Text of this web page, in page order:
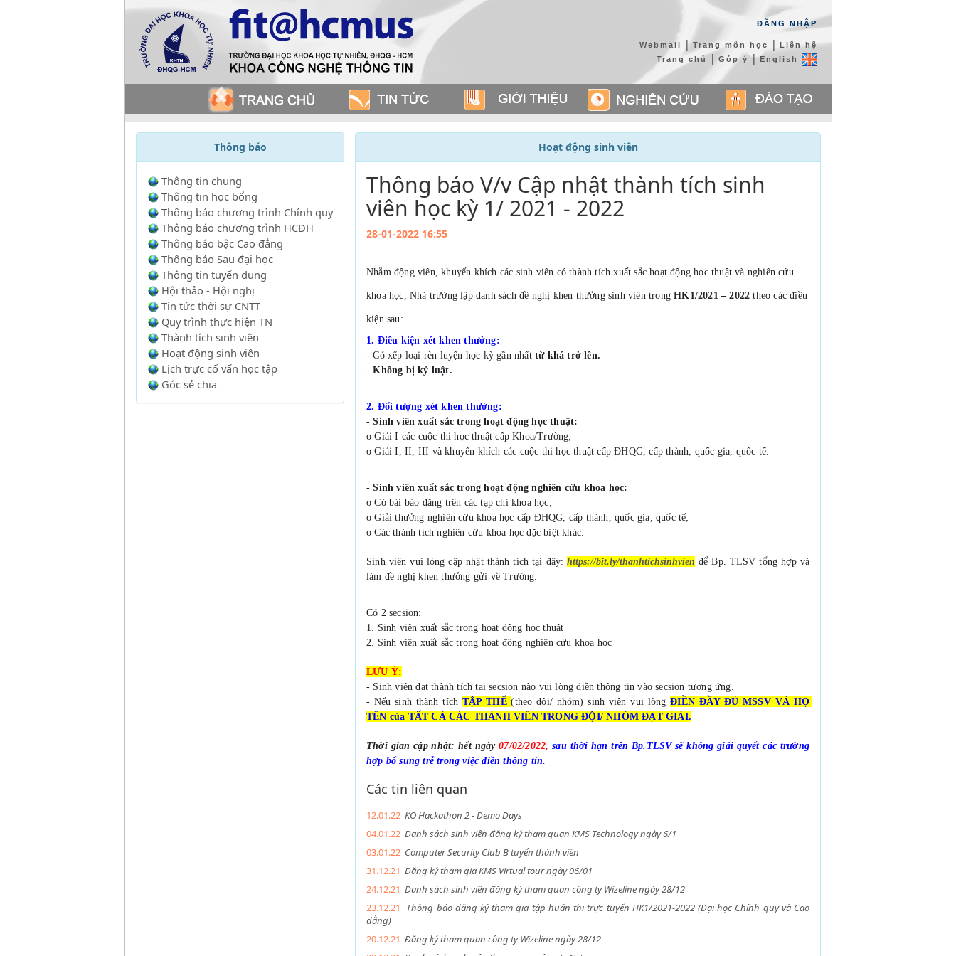
ĐĂNG NHẬP
Webmail | Trang môn học | Liên hệ
Trang chủ | Góp ý|English
Thông báo
Thông tin chung
Thông tin học bổng
Thông báo chương trình Chính quy
Thông báo chương trình HCĐH
Thông báo bậc Cao đẳng
Thông báo Sau đại học
Thông tin tuyển dụng
Hội thảo - Hội nghị
Tin tức thời sự CNTT
Quy trình thực hiện TN
Thành tích sinh viên
Hoạt động sinh viên
Lịch trực cố vấn học tập
Góc sẻ chia
Hoạt động sinh viên
Thông báo V/v Cập nhật thành tích sinh
viên học kỳ 1/ 2021 - 2022
28-01-2022 16:55
Nhằm động viên, khuyến khích các sinh viên có thành tích xuất sắc hoạt động học thuật và nghiên cứu
khoa học, Nhà trường lập danh sách đề nghị khen thưởng sinh viên trong HK1/2021 – 2022 theo các điều
kiện sau:
1. Điều kiện xét khen thưởng:
- Có xếp loại rèn luyện học kỳ gần nhất từ khá trở lên.
- Không bị kỷ luật.
2. Đối tượng xét khen thưởng:
- Sinh viên xuất sắc trong hoạt động học thuật:
o Giải I các cuộc thi học thuật cấp Khoa/Trường;
o Giải I, II, III và khuyến khích các cuộc thi học thuật cấp ĐHQG, cấp thành, quốc gia, quốc tế.
- Sinh viên xuất sắc trong hoạt động nghiên cứu khoa học:
o Có bài báo đăng trên các tạp chí khoa học;
o Giải thưởng nghiên cứu khoa học cấp ĐHQG, cấp thành, quốc gia, quốc tế;
o Các thành tích nghiên cứu khoa học đặc biệt khác.
Sinh viên vui lòng cập nhật thành tích tại đây: https://bit.ly/thanhtichsinhvien để Bp. TLSV tổng hợp và
làm đề nghị khen thưởng gửi về Trường.
Có 2 secsion:
1. Sinh viên xuất sắc trong hoạt động học thuật
2. Sinh viên xuất sắc trong hoạt động nghiên cứu khoa học
LƯU Ý:
- Sinh viên đạt thành tích tại secsion nào vui lòng điền thông tin vào secsion tương ứng.
- Nếu sinh thành tích TẬP THỂ (theo đội/ nhóm) sinh viên vui lòng ĐIỀN ĐẦY ĐỦ MSSV VÀ HỌ
TÊN của TẤT CẢ CÁC THÀNH VIÊN TRONG ĐỘI/ NHÓM ĐẠT GIẢI.
Thời gian cập nhật: hết ngày 07/02/2022, sau thời hạn trên Bp.TLSV sẽ không giải quyết các trường
hợp bổ sung trễ trong việc điền thông tin.
Các tin liên quan
12.01.22 KO Hackathon 2 - Demo Days
04.01.22 Danh sách sinh viên đăng ký tham quan KMS Technology ngày 6/1
03.01.22 Computer Security Club B tuyển thành viên
31.12.21 Đăng ký tham gia KMS Virtual tour ngày 06/01
24.12.21 Danh sách sinh viên đăng ký tham quan công ty Wizeline ngày 28/12
23.12.21
Thông báo đăng ký tham gia tập huấn thi trực tuyến HK1/2021-2022 (Đại học Chính quy và Cao
đẳng)
20.12.21 Đăng ký tham quan công ty Wizeline ngày 28/12